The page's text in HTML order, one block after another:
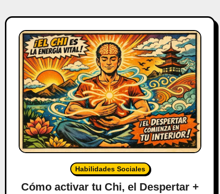
Habilidades Sociales
Cómo activar tu Chi, el Despertar +